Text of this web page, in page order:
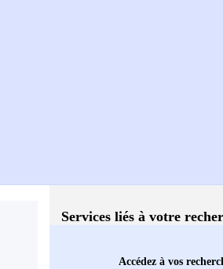
Services liés à votre
Accédez à vos